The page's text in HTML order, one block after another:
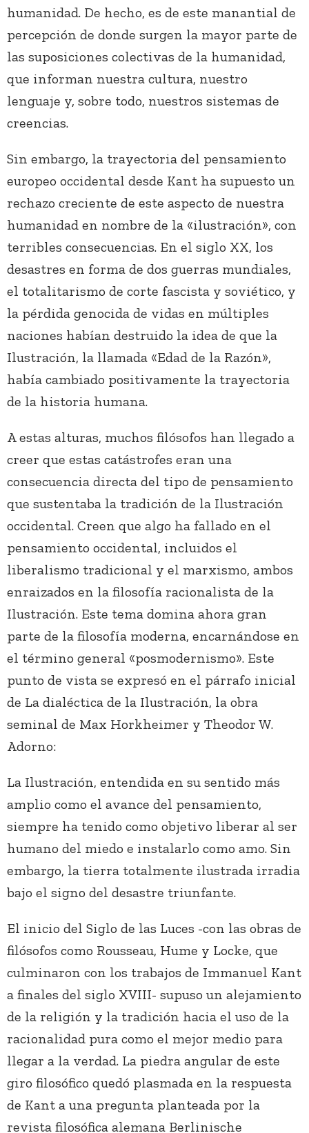
humanidad. De hecho, es de este manantial de
percepción de donde surgen la mayor parte de
las suposiciones colectivas de la humanidad,
que informan nuestra cultura, nuestro
lenguaje y, sobre todo, nuestros sistemas de
creencias.
Sin embargo, la trayectoria del pensamiento
europeo occidental desde Kant ha supuesto un
rechazo creciente de este aspecto de nuestra
humanidad en nombre de la «ilustración», con
terribles consecuencias. En el siglo XX, los
desastres en forma de dos guerras mundiales,
el totalitarismo de corte fascista y soviético, y
la pérdida genocida de vidas en múltiples
naciones habían destruido la idea de que la
Ilustración, la llamada «Edad de la Razón»,
había cambiado positivamente la trayectoria
de la historia humana.
A estas alturas, muchos filósofos han llegado a
creer que estas catástrofes eran una
consecuencia directa del tipo de pensamiento
que sustentaba la tradición de la Ilustración
occidental. Creen que algo ha fallado en el
pensamiento occidental, incluidos el
liberalismo tradicional y el marxismo, ambos
enraizados en la filosofía racionalista de la
Ilustración. Este tema domina ahora gran
parte de la filosofía moderna, encarnándose en
el término general «posmodernismo». Este
punto de vista se expresó en el párrafo inicial
de La dialéctica de la Ilustración, la obra
seminal de Max Horkheimer y Theodor W.
Adorno:
La Ilustración, entendida en su sentido más
amplio como el avance del pensamiento,
siempre ha tenido como objetivo liberar al ser
humano del miedo e instalarlo como amo. Sin
embargo, la tierra totalmente ilustrada irradia
bajo el signo del desastre triunfante.
El inicio del Siglo de las Luces -con las obras de
filósofos como Rousseau, Hume y Locke, que
culminaron con los trabajos de Immanuel Kant
a finales del siglo XVIII- supuso un alejamiento
de la religión y la tradición hacia el uso de la
racionalidad pura como el mejor medio para
llegar a la verdad. La piedra angular de este
giro filosófico quedó plasmada en la respuesta
de Kant a una pregunta planteada por la
revista filosófica alemana Berlinische